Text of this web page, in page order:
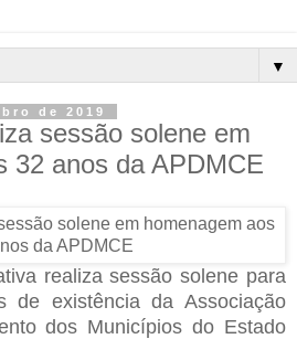
▼
de 2019
sessão solene em
32 anos da APDMCE
realiza sessão solene para
de existência da Associação
dos Municípios do Estado